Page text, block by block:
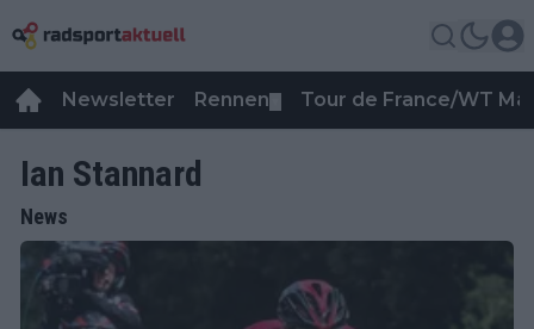
Newsletter Rennen Tour de France/WT
Ian Stannard
News